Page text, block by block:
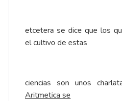
etcetera se dice que los
el cultivo de estas
ciencias son unos
Aritmetica se